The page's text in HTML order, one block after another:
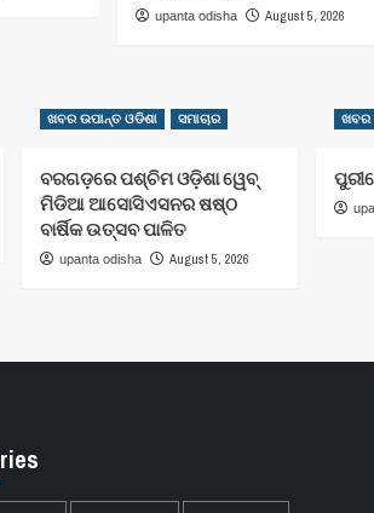
upanta odisha August 5, 2026
ଖବର ଉପାନ୍ତ ଓଡିଶା ସମାଚାର
ବରଗଡ଼ରେ ପଶ୍ଚିମ ଓଡ଼ିଶା ୱେବ୍
ମିଡିଆ ଆସୋସିଏସନର ଷଷ୍ଠ
ବାର୍ଷିକ ଉତ୍ସବ ପାଳିତ
upanta odisha August 5, 2026
ଖବର